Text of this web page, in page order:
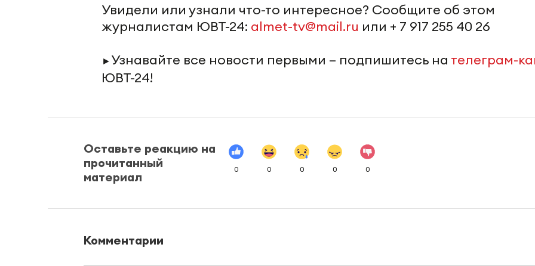
Увидели или узнали что-то интересное? Сообщите об этом
журналистам ЮВТ-24: almet-tv@mail.ru или + 7 917 255 40 26
► Узнавайте все новости первыми – подпишитесь на телеграм-
ЮВТ-24!
Оставьте реакцию на
прочитанный
материал
0 0 0 0 0
Комментарии